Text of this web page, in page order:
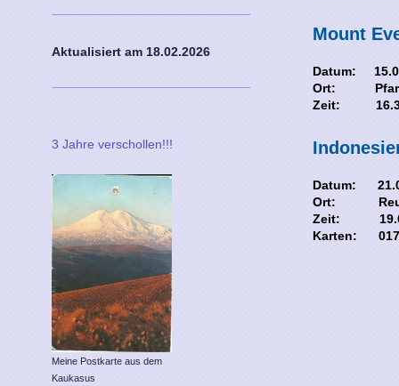
Mount
Datum:
Ort:
Zeit:
Datum:
Ort:
Zeit:
Karten: 0177
Aktualisiert am 18.02.2026
3 Jahre verschollen!!!
Meine Postkarte aus dem
Kaukasus